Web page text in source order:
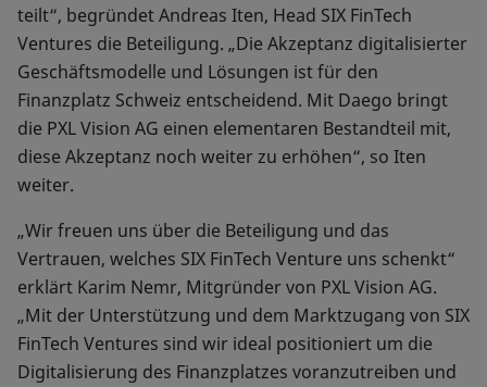
teilt“, begründet Andreas Iten, Head SIX FinTech
Ventures die Beteiligung. „Die Akzeptanz digitalisierter
Geschäftsmodelle und Lösungen ist für den
Finanzplatz Schweiz entscheidend. Mit Daego bringt
die PXL Vision AG einen elementaren Bestandteil mit,
diese Akzeptanz noch weiter zu erhöhen“, so Iten
weiter.
„Wir freuen uns über die Beteiligung und das
Vertrauen, welches SIX FinTech Venture uns schenkt“
erklärt Karim Nemr, Mitgründer von PXL Vision AG.
„Mit der Unterstützung und dem Marktzugang von SIX
FinTech Ventures sind wir ideal positioniert um die
Digitalisierung des Finanzplatzes voranzutreiben und